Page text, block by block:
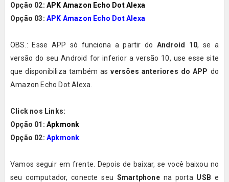
Opção 02: APK Amazon Echo Dot Alexa
Opção 03: APK Amazon Echo Dot Alexa
OBS.: Esse APP só funciona a partir do Android 10, se a
versão do seu Android for inferior a versão 10, use esse site
que disponibiliza também asversões anteriores do APP do
Amazon Echo Dot Alexa.
Click nos Links:
Opção 01: Apkmonk
Opção 02: Apkmonk
Vamos seguir em frente. Depois de baixar, se você baixou no
seu computador, conecte seu Smartphone na porta USB e